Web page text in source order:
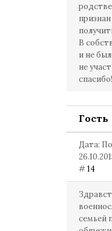
В
и не
не
спасибо!
Гость
Дата:
#14
семьей